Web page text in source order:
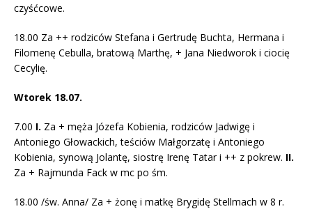
czyśćcowe.
18.00 Za ++ rodziców Stefana i Gertrudę Buchta, Hermana i
Filomenę Cebulla, bratową Marthę, + Jana Niedworok i ciocię
Cecylię.
Wtorek 18.07.
7.00 I. Za + męża Józefa Kobienia, rodziców Jadwigę i
Antoniego Głowackich, teściów Małgorzatę i Antoniego
Kobienia, synową Jolantę, siostrę Irenę Tatar i ++ z pokrew. II.
Za + Rajmunda Fack w mc po śm.
18.00 /św. Anna/ Za + żonę i matkę Brygidę Stellmach w 8 r.